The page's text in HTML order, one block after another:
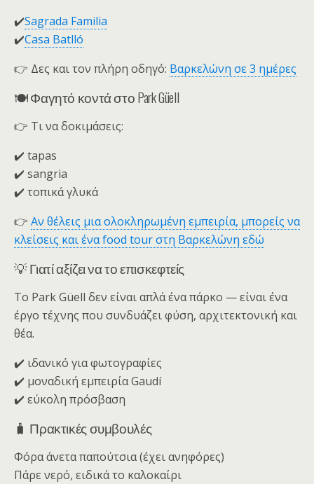
✔️Sagrada Familia
✔️Casa Batlló
👉 Δες και τον πλήρη οδηγό: Βαρκελώνη σε 3 ημέρες
🍽️ Φαγητό κοντά στο Park Güell
👉 Τι να δοκιμάσεις:
✔️ tapas
✔️ sangria
✔️ τοπικά γλυκά
👉 Αν θέλεις μια ολοκληρωμένη εμπειρία, μπορείς να
κλείσεις και ένα food tour στη Βαρκελώνη εδώ
💡 Γιατί αξίζει να το επισκεφτείς
Το Park Güell δεν είναι απλά ένα πάρκο — είναι ένα
έργο τέχνης που συνδυάζει φύση, αρχιτεκτονική και
θέα.
✔️ ιδανικό για φωτογραφίες
✔️ μοναδική εμπειρία Gaudí
✔️ εύκολη πρόσβαση
🧳 Πρακτικές συμβουλές
Φόρα άνετα παπούτσια (έχει ανηφόρες)
Πάρε νερό, ειδικά το καλοκαίρι